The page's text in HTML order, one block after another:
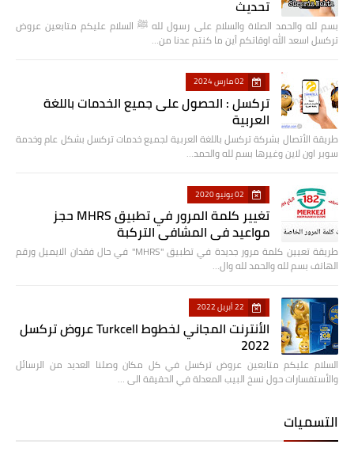
تحديث
بسم لله والحمد الصلاة والسلام على رسول لله ﷺ السلام عليكم متابعين عروض
تركسل اسعد الله اوقاتكم أين ما كنتم عدنا من…
02 مارس 2024
تركسل : الحصول على جميع الخدمات باللغة
العربية
طريقة الأتصال بشركة تركسل باللغة العربية لجميع خدمات تركسل بشكل عام وخدمة
سوبر اون لاين وغيرها بسم لله والحمد…
02 يونيو 2020
تغيير كلمة المرور في تطبيق MHRS حجز
مواعيد في المشافي التركبة
طريقة تعيين كلمة مرور جديدة في تطبيق "MHRS" في حال فقدان الايميل ورقم
الهاتف بسم لله والحمد لله وال…
22 أبريل 2022
الأنترنت المجاني لخطوط Turkcell عروض تركسل
2022
السلام عليكم متابعين عروض تركسل في كل مكان وصلنا العديد من الرسائل
والأستفسارات حول نسخ البيب المعدلة في الحقيقة الى …
التسميات